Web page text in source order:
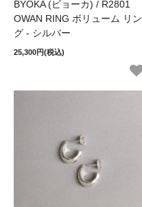
BYOKA (ビョーカ) / R2801
OWAN RING ボリューム リン
グ - シルバー
25,300円(税込)